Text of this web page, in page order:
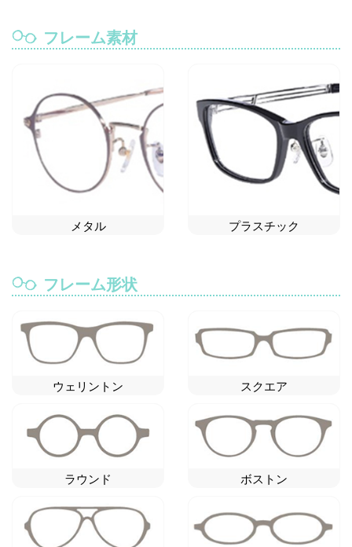
フレーム素材
メタル プラスチック
フレーム形状
ウェリントン スクエア
ラウンド ボストン